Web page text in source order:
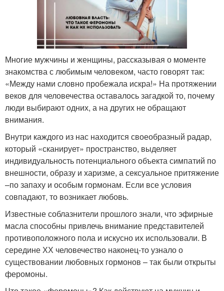
Многие мужчины и женщины, рассказывая о моменте
знакомства с любимым человеком, часто говорят так:
«Между нами словно пробежала искра!» На протяжении
веков для человечества оставалось загадкой то, почему
люди выбирают одних, а на других не обращают
внимания.
Внутри каждого из нас находится своеобразный радар,
который «сканирует» пространство, выделяет
индивидуальность потенциального объекта симпатий по
внешности, образу и харизме, а сексуальное притяжение
–по запаху и особым гормонам. Если все условия
совпадают, то возникает любовь.
Известные соблазнители прошлого знали, что эфирные
масла способны привлечь внимание представителей
противоположного пола и искусно их использовали. В
середине ХХ человечество наконец-то узнало о
существовании любовных гормонов – так были открыты
феромоны.